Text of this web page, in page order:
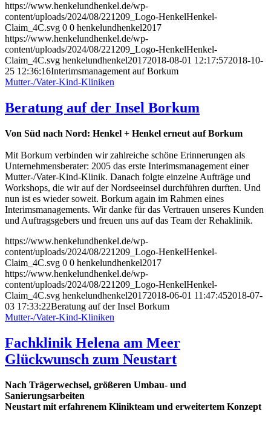
https://www.henkelundhenkel.de/wp-
content/uploads/2024/08/221209_Logo-HenkelHenkel-
Claim_4C.svg 0 0 henkelundhenkel2017
https://www.henkelundhenkel.de/wp-
content/uploads/2024/08/221209_Logo-HenkelHenkel-
Claim_4C.svg henkelundhenkel20172018-08-01 12:17:572018-10-
25 12:36:16Interimsmanagement auf Borkum
Mutter-/Vater-Kind-Kliniken
Beratung auf der Insel Borkum
Von Süd nach Nord: Henkel + Henkel erneut auf Borkum
Mit Borkum verbinden wir zahlreiche schöne Erinnerungen als
Unternehmensberater: 2005 das erste Interimsmanagement einer
Mutter-/Vater-Kind-Klinik. Danach folgte einzelne Aufträge und
Workshops, die wir auf der Nordseeinsel durchführen durften. Und
nun ist es wieder soweit. Borkum again im Rahmen eines
Interimsmanagements. Wir danke für das Vertrauen unseres Kunden
und Auftragsgebers und freuen uns auf das Team der Rehaklinik.
https://www.henkelundhenkel.de/wp-
content/uploads/2024/08/221209_Logo-HenkelHenkel-
Claim_4C.svg 0 0 henkelundhenkel2017
https://www.henkelundhenkel.de/wp-
content/uploads/2024/08/221209_Logo-HenkelHenkel-
Claim_4C.svg henkelundhenkel20172018-06-01 11:47:452018-07-
03 17:33:22Beratung auf der Insel Borkum
Mutter-/Vater-Kind-Kliniken
Fachklinik Helena am Meer
Glückwunsch zum Neustart
Nach Trägerwechsel, größeren Umbau- und
Sanierungsarbeiten
Neustart mit erfahrenem Klinikteam und erweitertem Konzept